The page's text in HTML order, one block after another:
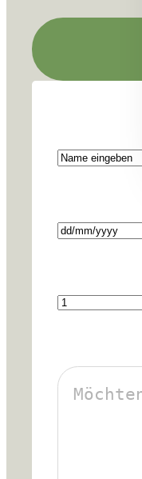
QI GONG
YOGA &
ÜBER UNS
TT
JJJJ